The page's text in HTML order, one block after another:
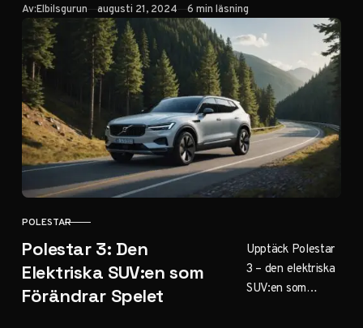
era. Från teknik
till design, här är
allt om denna
unika bil. Klicka
för lyx och
prestanda!
Av:Elbilsgurun Publicerad
augusti 21, 2024 6 min läsning
KATEGORI
POLESTAR
Polestar 3: Den
Elektriska SUV:en som
Förändrar Spelet
Upptäck Polestar
3 – den elektriska
SUV:en som